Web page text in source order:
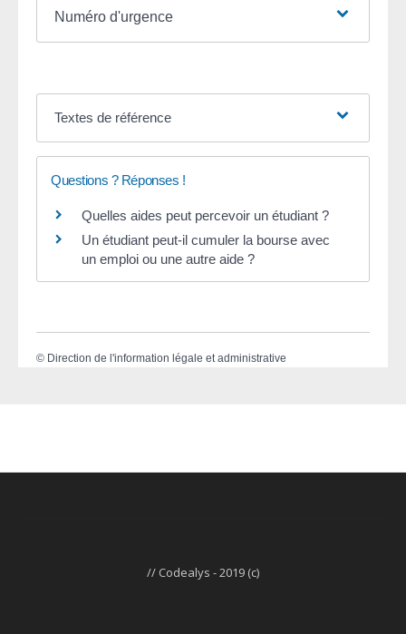
Numéro d'urgence
Textes de référence
Questions ? Réponses !
Quelles aides peut percevoir un étudiant ?
Un étudiant peut-il cumuler la bourse avec
un emploi ou une autre aide ?
© Direction de l'information légale et administrative
// Codealys - 2019 (c)